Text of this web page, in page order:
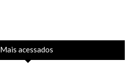
Mais acessados